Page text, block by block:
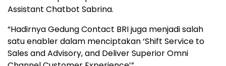
Assistant Chatbot Sabrina.
“Hadirnya Gedung Contact BRI juga menjadi salah
satu enabler dalam menciptakan ‘Shift Service to
Sales and Advisory, and Deliver Superior Omni